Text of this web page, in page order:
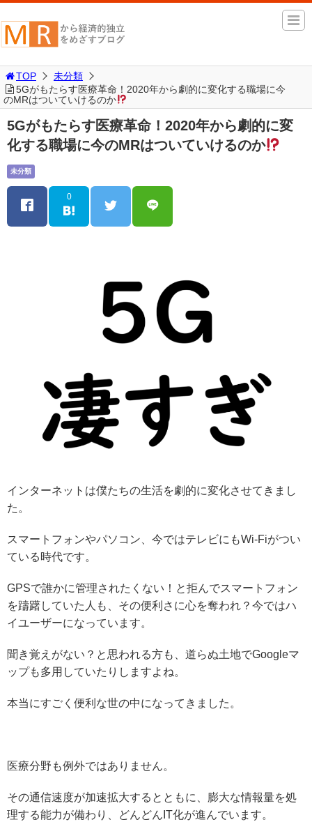
TOP
未分類
5Gがもたらす医療革命！2020年から劇的に変化する職場に今
のMRはついていけるのか
5Gがもたらす医療革命！2020年から劇的に変
化する職場に今のMRはついていけるのか
未分類
0
インターネットは僕たちの生活を劇的に変化させてきまし
た。
スマートフォンやパソコン、今ではテレビにもWi-Fiがつい
ている時代です。
GPSで誰かに管理されたくない！と拒んでスマートフォン
を躊躇していた人も、その便利さに心を奪われ？今ではハ
イユーザーになっています。
聞き覚えがない？と思われる方も、道らぬ土地でGoogleマ
ップも多用していたりしますよね。
本当にすごく便利な世の中になってきました。
医療分野も例外ではありません。
その通信速度が加速拡大するとともに、膨大な情報量を処
理する能力が備わり、どんどんIT化が進んでいます。